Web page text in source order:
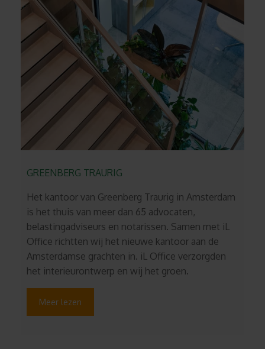
GREENBERG TRAURIG
Het kantoor van Greenberg Traurig in Amsterdam
is het thuis van meer dan 65 advocaten,
belastingadviseurs en notarissen. Samen met iL
Office richtten wij het nieuwe kantoor aan de
Amsterdamse grachten in. iL Office verzorgden
het interieurontwerp en wij het groen.
Meer lezen